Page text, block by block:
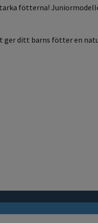
fötterna!
ger ditt barns fötter en